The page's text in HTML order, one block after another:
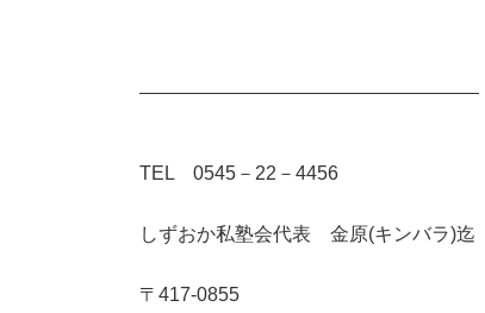
TEL 0545－22－4456
しずおか私塾会代表 金原(キンバラ)迄
〒417-0855